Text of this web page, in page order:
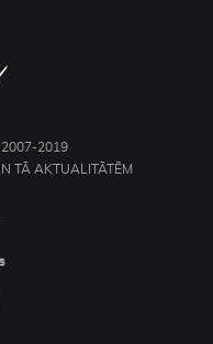
2019
TĀ AKTUALITĀTĒM